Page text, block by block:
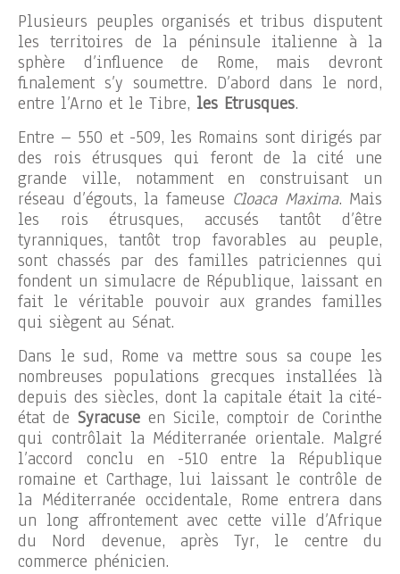
Plusieurs peuples organisés et tribus disputent
les territoires de la péninsule italienne à la
sphère d’influence de Rome, mais devront
finalement s’y soumettre. D’abord dans le nord,
entre l’Arno et le Tibre, les Etrusques.
Entre – 550 et -509, les Romains sont dirigés par
des rois étrusques qui feront de la cité une
grande ville, notamment en construisant un
réseau d’égouts, la fameuse Cloaca Maxima. Mais
les rois étrusques, accusés tantôt d’être
tyranniques, tantôt trop favorables au peuple,
sont chassés par des familles patriciennes qui
fondent un simulacre de République, laissant en
fait le véritable pouvoir aux grandes familles
qui siègent au Sénat.
Dans le sud, Rome va mettre sous sa coupe les
nombreuses populations grecques installées là
depuis des siècles, dont la capitale était la cité-
état de Syracuse en Sicile, comptoir de Corinthe
qui contrôlait la Méditerranée orientale. Malgré
l’accord conclu en -510 entre la République
romaine et Carthage, lui laissant le contrôle de
la Méditerranée occidentale, Rome entrera dans
un long affrontement avec cette ville d’Afrique
du Nord devenue, après Tyr, le centre du
commerce phénicien.